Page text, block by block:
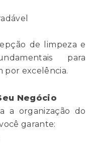
de limpeza e
para
por excelência.
Negócio
a organização do
garante: